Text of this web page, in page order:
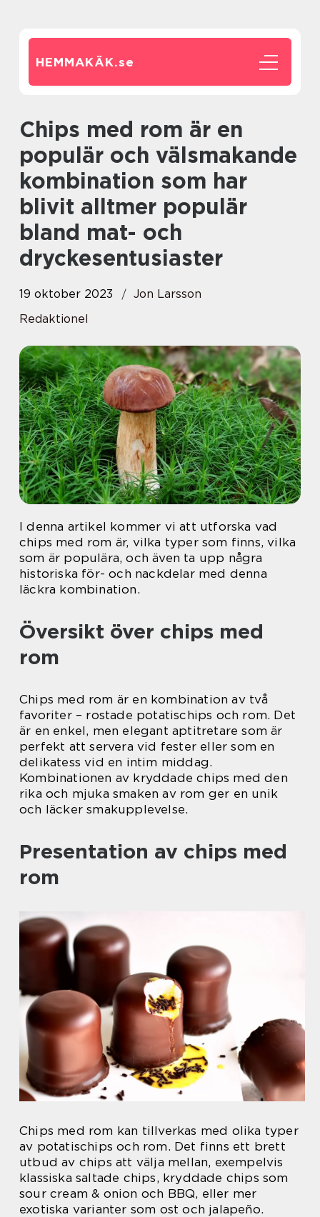
HEMMAKÄK.se
Chips med rom är en
populär och välsmakande
kombination som har
blivit alltmer populär
bland mat- och
dryckesentusiaster
19 oktober 2023
Jon Larsson
Redaktionel
I denna artikel kommer vi att utforska vad
chips med rom är, vilka typer som finns, vilka
som är populära, och även ta upp några
historiska för- och nackdelar med denna
läckra kombination.
Översikt över chips med
rom
Chips med rom är en kombination av två
favoriter – rostade potatischips och rom. Det
är en enkel, men elegant aptitretare som är
perfekt att servera vid fester eller som en
delikatess vid en intim middag.
Kombinationen av kryddade chips med den
rika och mjuka smaken av rom ger en unik
och läcker smakupplevelse.
Presentation av chips med
rom
Chips med rom kan tillverkas med olika typer
av potatischips och rom. Det finns ett brett
utbud av chips att välja mellan, exempelvis
klassiska saltade chips, kryddade chips som
sour cream & onion och BBQ, eller mer
exotiska varianter som ost och jalapeño.